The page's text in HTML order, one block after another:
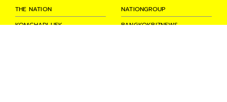
THE NATION
NATIONGROUP
KOMCHADLUEK
BANGKOKBIZNEWS